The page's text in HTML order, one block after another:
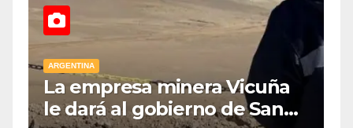
Vicuña
de San
Desalojo exprés:
cambiaría para